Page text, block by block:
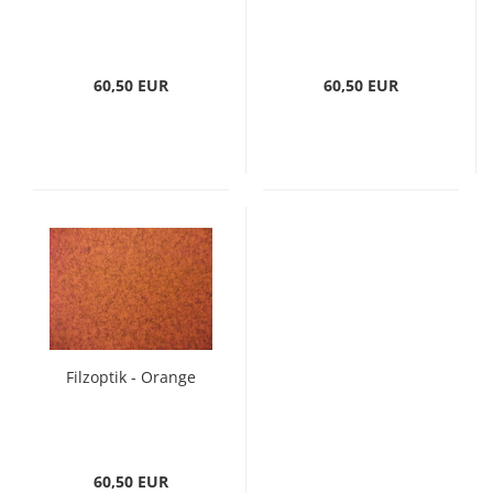
60,50 EUR 60,50 EUR
Filzoptik - Orange
60,50 EUR